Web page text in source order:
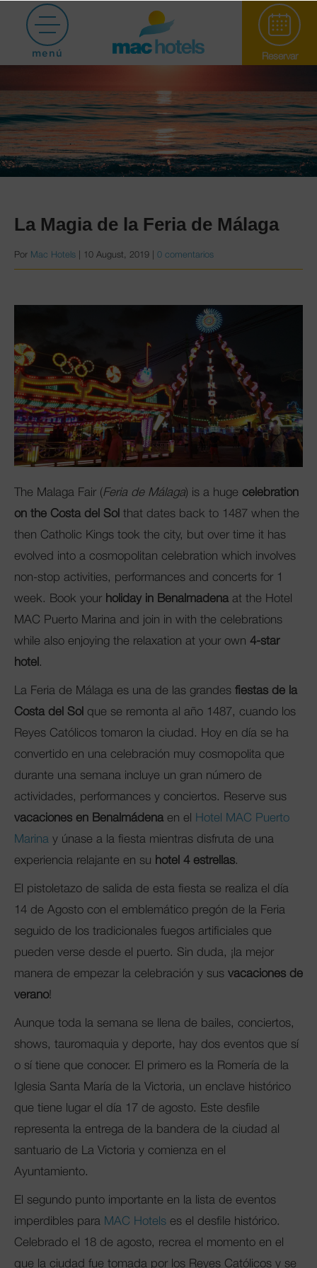
menú Reservar
La Magia de la Feria de Málaga
Por Mac Hotels 10 August, 2019 0 comentarios
The Malaga Fair (Feria de Málaga) is a huge celebration
on the Costa del Sol that dates back to 1487 when the
then Catholic Kings took the city, but over time it has
evolved into a cosmopolitan celebration which involves
non-stop activities, performances and concerts for 1
week. Book your holiday in Benalmadena at the Hotel
MAC Puerto Marina and join in with the celebrations
while also enjoying the relaxation at your own 4-star
hotel .
La Feria de Málaga es una de las grandes fiestas de la
Costa del Sol que se remonta al año 1487, cuando los
Reyes Católicos tomaron la ciudad. Hoy en día se ha
convertido en una celebración muy cosmopolita que
durante una semana incluye un gran número de
actividades, performances y conciertos. Reserve sus
vacaciones en Benalmádena en el Hotel MAC Puerto
Marina y únase a la fiesta mientras disfruta de una
experiencia relajante en su hotel 4 estrellas.
El pistoletazo de salida de esta fiesta se realiza el día
14 de Agosto con el emblemático pregón de la Feria
seguido de los tradicionales fuegos artificiales que
pueden verse desde el puerto. Sin duda, ¡la mejor
manera de empezar la celebración y sus vacaciones de
verano!
Aunque toda la semana se llena de bailes, conciertos,
shows, tauromaquia y deporte, hay dos eventos que sí
o sí tiene que conocer. El primero es la Romería de la
Iglesia Santa María de la Victoria, un enclave histórico
que tiene lugar el día 17 de agosto. Este desfile
representa la entrega de la bandera de la ciudad al
santuario de La Victoria y comienza en el
Ayuntamiento.
El segundo punto importante en la lista de eventos
imperdibles para MAC Hotels es el desfile histórico.
Celebrado el 18 de agosto, recrea el momento en el
que la ciudad fue tomada por los Reyes Católicos y se
Paradiso Garden
Puerto Marina
Club Mac